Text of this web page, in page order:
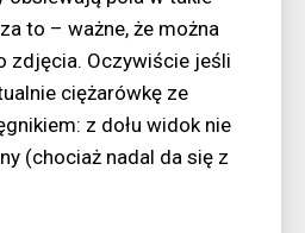
to – ważne, że można
zdjęcia. Oczywiście jeśli
ciężarówkę ze
z dołu widok nie
(chociaż nadal da się z